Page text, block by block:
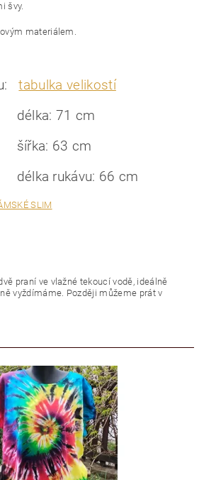
švy.
materiálem.
tabulka velikostí
cm
cm
66 cm
SLIM
praní ve vlažné tekoucí vodě, ideálně
vyždímáme. Později můžeme prát v